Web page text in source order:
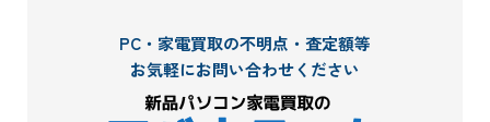
PC・家電買取の不明点・査定額等
お気軽にお問い合わせください